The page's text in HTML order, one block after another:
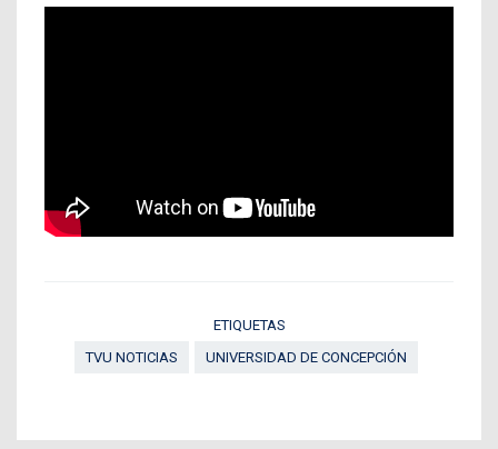
ETIQUETAS
TVU NOTICIAS
UNIVERSIDAD DE CONCEPCIÓN